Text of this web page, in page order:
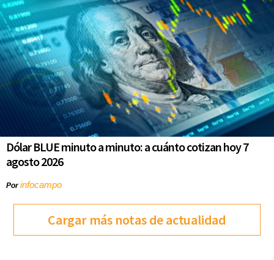
Dólar BLUE minuto a minuto: a cuánto cotizan hoy 7
agosto 2026
Porinfocampo
Cargar más notas de actualidad